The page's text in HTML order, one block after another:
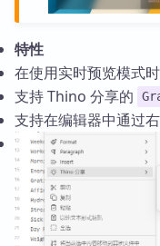
特性
在使用实时预览模式
支持 Thino 分享的
支持在编辑器中通过